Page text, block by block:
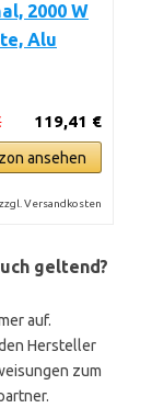
2000 W
Alu
119,41 €
ansehen
Versandkosten
geltend?
auf.
Hersteller
zum